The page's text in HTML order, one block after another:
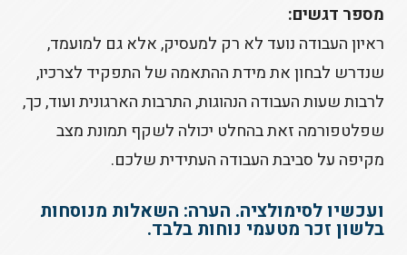
מספר דגשים:
ראיון העבודה נועד לא רק למעסיק, אלא גם למועמד,
שנדרש לבחון את מידת ההתאמה של התפקיד לצרכיו,
לרבות שעות העבודה הנהוגות, התרבות הארגונית ועוד, כך,
שפלטפורמה זאת בהחלט יכולה לשקף תמונת מצב
מקיפה על סביבת העבודה העתידית שלכם.
ועכשיו לסימולציה. הערה: השאלות מנוסחות
בלשון זכר מטעמי נוחות בלבד.